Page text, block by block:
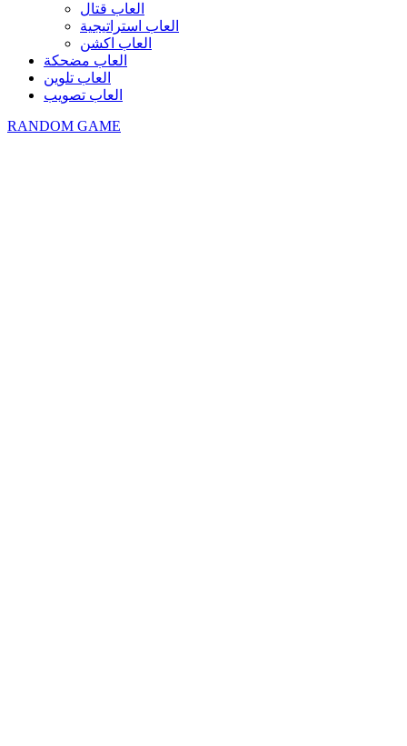
العاب قتال
العاب استراتيجية
العاب اكشن
العاب مضحكة
العاب تلوين
العاب تصويب
RANDOM GAME